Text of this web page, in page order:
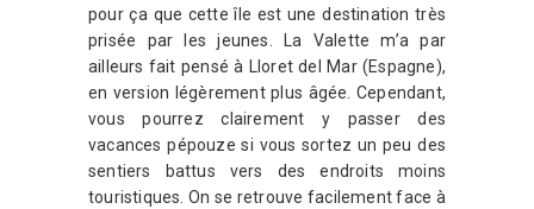
pour ça que cette île est une destination très
prisée par les jeunes. La Valette m’a par
ailleurs fait pensé à Lloret del Mar (Espagne),
en version légèrement plus âgée. Cependant,
vous pourrez clairement y passer des
vacances pépouze si vous sortez un peu des
sentiers battus vers des endroits moins
touristiques. On se retrouve facilement face à